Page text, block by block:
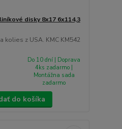
disky 8x17 6x114,3
kolies z USA. KMC KM542
Do 10 dní | Doprava
4ks zadarmo |
Montážna sada
zadarmo
do košíka